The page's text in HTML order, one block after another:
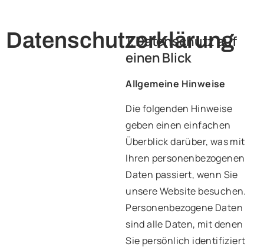
Datenschutzerklärung
1. Datenschutz auf
einen Blick
Allgemeine Hinweise
Die folgenden Hinweise
geben einen einfachen
Überblick darüber, was mit
Ihren personenbezogenen
Daten passiert, wenn Sie
unsere Website besuchen.
Personenbezogene Daten
sind alle Daten, mit denen
Sie persönlich identifiziert